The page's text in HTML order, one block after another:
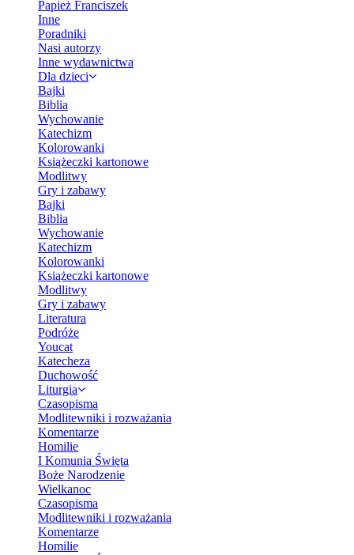
Papież Franciszek
Inne
Poradniki
Nasi autorzy
Inne wydawnictwa
Dla dzieci
Bajki
Biblia
Wychowanie
Katechizm
Kolorowanki
Książeczki kartonowe
Modlitwy
Gry i zabawy
Bajki
Biblia
Wychowanie
Katechizm
Kolorowanki
Książeczki kartonowe
Modlitwy
Gry i zabawy
Literatura
Podróże
Youcat
Katecheza
Duchowość
Liturgia
Czasopisma
Modlitewniki i rozważania
Komentarze
Homilie
I Komunia Święta
Boże Narodzenie
Wielkanoc
Czasopisma
Modlitewniki i rozważania
Komentarze
Homilie